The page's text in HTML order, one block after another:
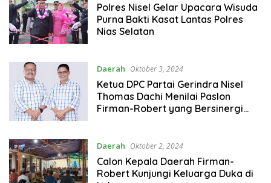
Polres Nisel Gelar Upacara Wisuda
Purna Bakti Kasat Lantas Polres
Nias Selatan
Daerah Oktober 3, 2024
Ketua DPC Partai Gerindra Nisel
Thomas Dachi Menilai Paslon
Firman-Robert yang Bersinergi
Daerah Oktober 2, 2024
Calon Kepala Daerah Firman-
Robert Kunjungi Keluarga Duka di